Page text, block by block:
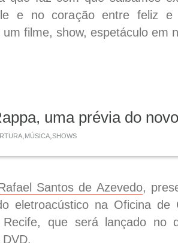
e no coração entre feliz e
filme, show, espetáculo em
uma prévia do
MÚSICA SHOWS
Santos de Azevedo,
eletroacústico na Oficina de
Recife, que será lançado no